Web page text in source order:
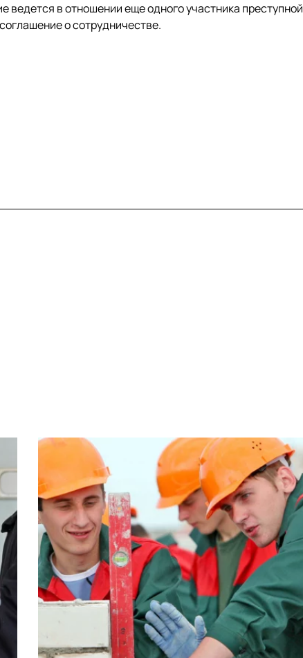
ведется в отношении еще одного участника преступной
о сотрудничестве.